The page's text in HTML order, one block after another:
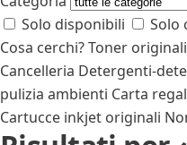
Solo disponibili
Solo
Cosa cerchi?Toner originali
Cancelleria Detergenti-
pulizia ambienti Carta
Cartucce inkjet originali